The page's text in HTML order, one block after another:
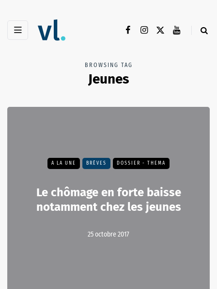
BROWSING TAG
Jeunes
A LA UNE BRÈVES DOSSIER - THEMA
Le chômage en forte baisse
notamment chez les jeunes
25 octobre 2017